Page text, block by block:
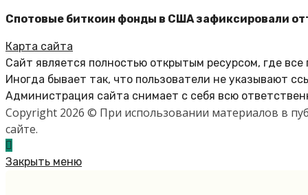
Спотовые биткоин фонды в США зафиксировали
Карта сайта
Сайт является полностью открытым ресурсом, где
Иногда бывает так, что пользователи не указывают
Администрация сайта снимает с себя всю
Copyright 2026 © При использовании материалов в
сайте.
Закрыть меню